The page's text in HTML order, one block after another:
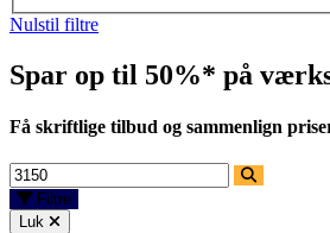
Nulstil filtre
Spar op til 50%* på
Få skriftlige tilbud og sammenlign
Filtre
Luk